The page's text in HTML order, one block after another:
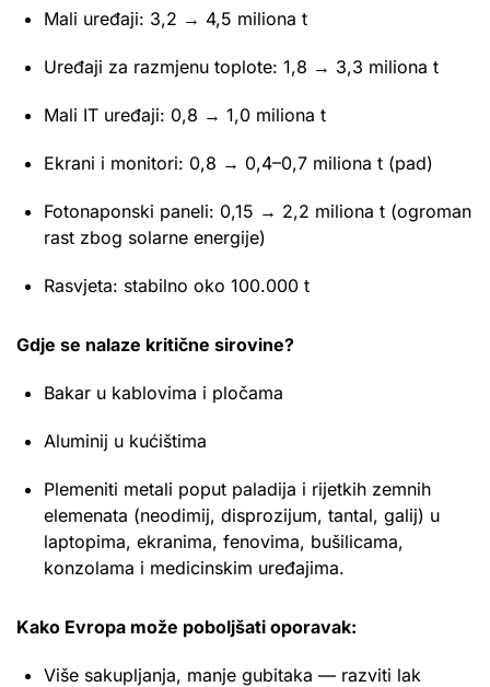
Mali uređaji: 3,2 → 4,5 miliona t
Uređaji za razmjenu toplote: 1,8 → 3,3 miliona t
Mali IT uređaji: 0,8 → 1,0 miliona t
Ekrani i monitori: 0,8 → 0,4–0,7 miliona t (pad)
Fotonaponski paneli: 0,15 → 2,2 miliona t (ogroman
rast zbog solarne energije)
Rasvjeta: stabilno oko 100.000 t
Gdje se nalaze kritične sirovine?
Bakar u kablovima i pločama
Aluminij u kućištima
Plemeniti metali poput paladija i rijetkih zemnih
elemenata (neodimij, disprozijum, tantal, galij) u
laptopima, ekranima, fenovima, bušilicama,
konzolama i medicinskim uređajima.
Kako Evropa može poboljšati oporavak:
Više sakupljanja, manje gubitaka — razviti lak